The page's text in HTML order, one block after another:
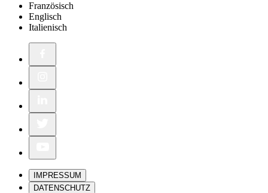
Französisch
Englisch
Italienisch
IMPRESSUM
DATENSCHUTZ